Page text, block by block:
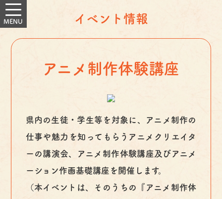
イベント情報
アニメ制作体験講座
県内の生徒・学生等を対象に、アニメ制作の
仕事や魅力を知ってもらうアニメクリエイタ
ーの講演会、アニメ制作体験講座及びアニメ
ーション作画基礎講座を開催します。
（本イベントは、そのうちの『アニメ制作体